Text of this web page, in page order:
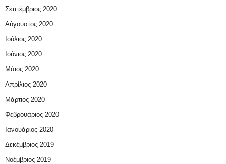
Σεπτέμβριος 2020
Αύγουστος 2020
Ιούλιος 2020
Ιούνιος 2020
Μάιος 2020
Απρίλιος 2020
Μάρτιος 2020
Φεβρουάριος 2020
Ιανουάριος 2020
Δεκέμβριος 2019
Νοέμβριος 2019